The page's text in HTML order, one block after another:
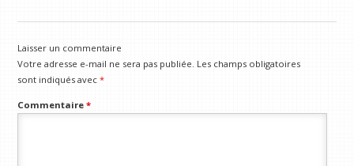
Laisser un commentaire
Votre adresse e-mail ne sera pas publiée. Les champs obligatoires
sont indiqués avec*
Commentaire*